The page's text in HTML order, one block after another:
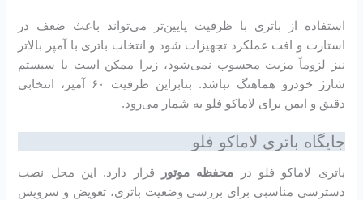
استفاده از باتری با ظرفیت پایین‌تر می‌تواند باعث ضعف در
استارت و افت عملکرد تجهیزات شود و انتخاب باتری با آمپر بالاتر
نیز لزوماً مزیت محسوب نمی‌شود، زیرا ممکن است با سیستم
شارژ خودرو هماهنگ نباشد. بنابراین ظرفیت ۶۰ آمپر، انتخابی
دقیق و ایمن برای لاماکو فلو به شمار می‌رود.
جایگاه باتری لاماکو فلو
باتری لاماکو فلو در محفظه موتور
قرار دارد. این محل نصب
دسترسی مناسبی برای بررسی وضعیت باتری، تعویض و سرویس